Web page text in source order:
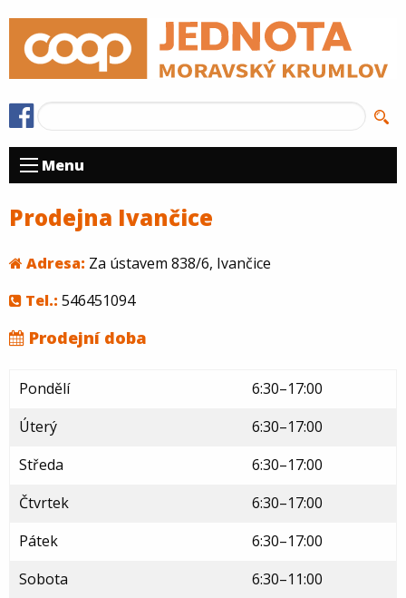
Menu
Prodejna Ivančice
Adresa: Za ústavem 838/6, Ivančice
Tel.: 546451094
Prodejní doba
Pondělí
6:30–17:00
Úterý
6:30–17:00
Středa
6:30–17:00
Čtvrtek
6:30–17:00
Pátek
6:30–17:00
Sobota
6:30–11:00